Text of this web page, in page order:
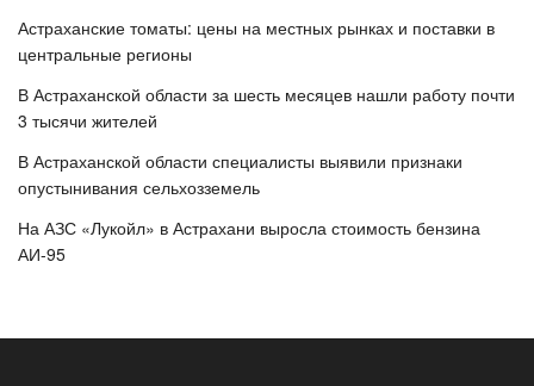
Астраханские томаты: цены на местных рынках и поставки в
центральные регионы
В Астраханской области за шесть месяцев нашли работу почти
3 тысячи жителей
В Астраханской области специалисты выявили признаки
опустынивания сельхозземель
На АЗС «Лукойл» в Астрахани выросла стоимость бензина
АИ-95